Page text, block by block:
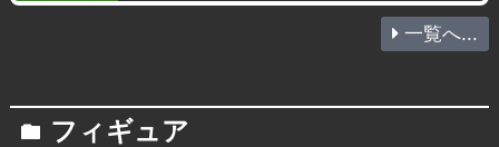
一覧へ...
folder フィギュア